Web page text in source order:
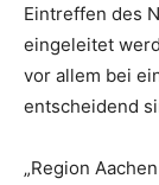
Eintreffen des
eingeleitet
vor allem bei
entscheidend
„Region